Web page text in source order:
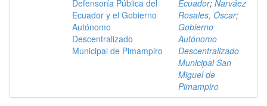
Defensoría Pública del
Ecuador y el Gobierno
Autónomo
Descentralizado
Municipal de Pimampiro
Ecuador; Narváez
Rosales, Óscar;
Gobierno
Autónomo
Descentralizado
Municipal San
Miguel de
Pimampiro